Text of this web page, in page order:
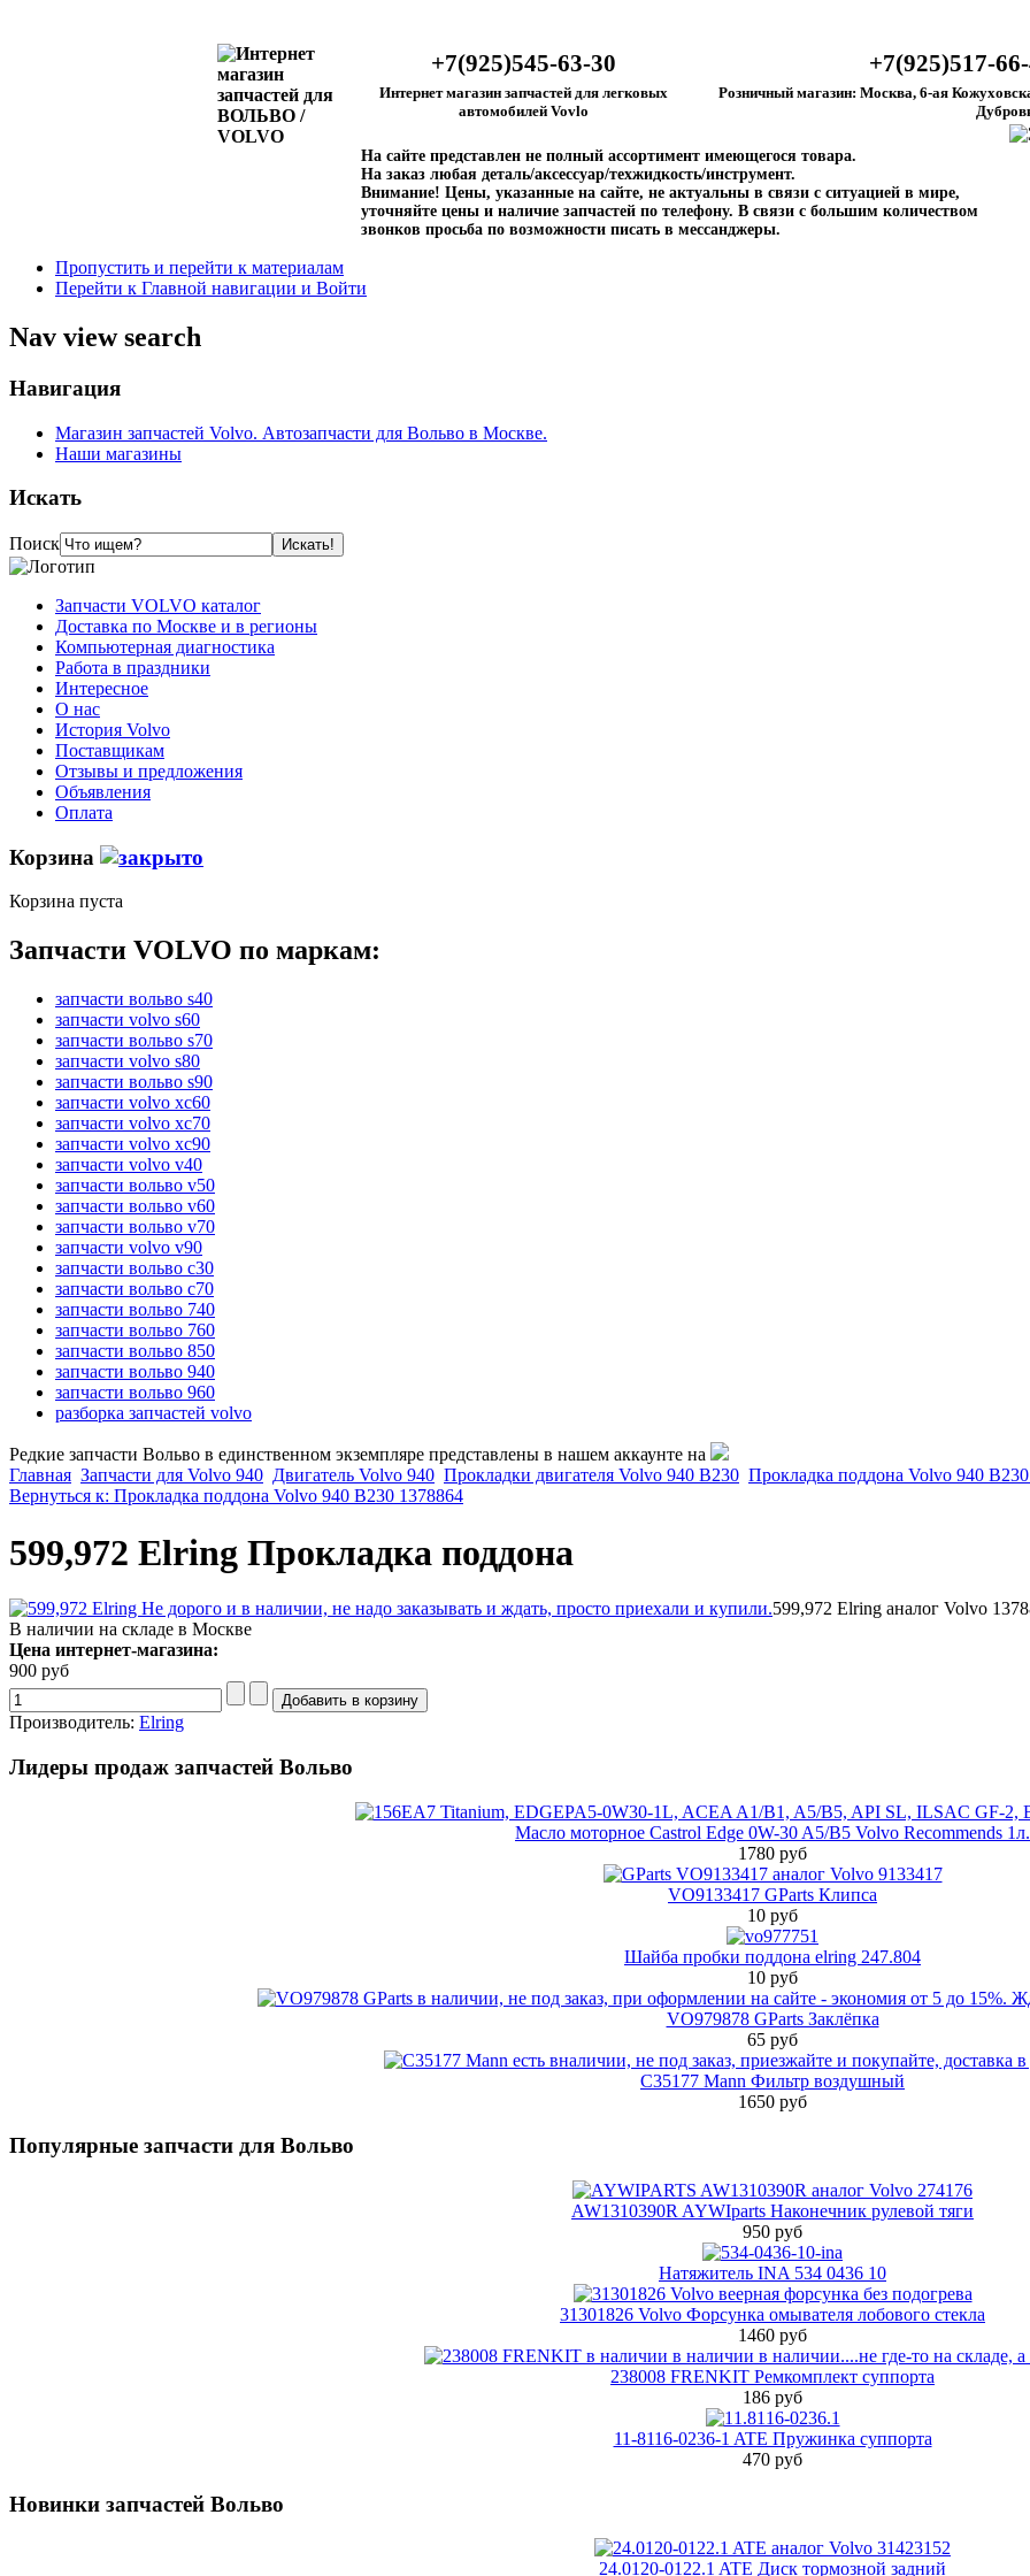
+7(925)545-63-30
Интернет магазин запчастей для легковых
автомобилей Vovlo
+7(925)517-
Розничный магазин: Москва, 6-ая
На сайте представлен не полный ассортимент имеющегося товара.
На заказ любая деталь/аксессуар/техжидкость/инструмент.
Внимание! Цены, указанные на сайте, не актуальны в связи с ситуацией в мире,
уточняйте цены и наличие запчастей по телефону. В связи с большим количеством
звонков просьба по возможности писать в мессанджеры.
Пропустить и перейти к материалам
Перейти к Главной навигации и Войти
Nav view search
Навигация
Магазин запчастей Volvo. Автозапчасти для Вольво в Москве.
Наши магазины
Искать
Поиск
Запчасти VOLVO каталог
Доставка по Москве и в регионы
Компьютерная диагностика
Работа в праздники
Интересное
О нас
История Volvo
Поставщикам
Отзывы и предложения
Объявления
Оплата
Корзина
Корзина пуста
Запчасти VOLVO по маркам:
запчасти вольво s40
запчасти volvo s60
запчасти вольво s70
запчасти volvo s80
запчасти вольво s90
запчасти volvo xc60
запчасти volvo xc70
запчасти volvo xc90
запчасти volvo v40
запчасти вольво v50
запчасти вольво v60
запчасти вольво v70
запчасти volvo v90
запчасти вольво c30
запчасти вольво c70
запчасти вольво 740
запчасти вольво 760
запчасти вольво 850
запчасти вольво 940
запчасти вольво 960
разборка запчастей volvo
Редкие запчасти Вольво в единственном экземпляре представлены в нашем аккаунте на
Главная Запчасти для Volvo 940 Двигатель Volvo 940 Прокладки двигателя Volvo 940 B230 Прокладка поддона Volvo 940
Вернуться к: Прокладка поддона Volvo 940 B230 1378864
599,972 Elring Прокладка поддона
599,972 Elring аналог Volvo
В наличии на складе в Москве
Цена интернет-магазина:
900 руб
Производитель: Elring
Лидеры продаж запчастей Вольво
Масло моторное Castrol Edge 0W-30 A5/B5 Volvo Recommends 1л.
1780 руб
VO9133417 GParts Клипса
10 руб
Шайба пробки поддона elring 247.804
10 руб
VO979878 GParts Заклёпка
65 руб
C35177 Mann Фильтр воздушный
1650 руб
Популярные запчасти для Вольво
AW1310390R AYWIparts Наконечник рулевой тяги
950 руб
Натяжитель INA 534 0436 10
31301826 Volvo Форсунка омывателя лобового стекла
1460 руб
238008 FRENKIT Ремкомплект суппорта
186 руб
11-8116-0236-1 ATE Пружинка суппорта
470 руб
Новинки запчастей Вольво
24.0120-0122.1 ATE Диск тормозной задний